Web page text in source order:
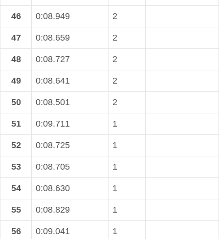
46 0:08.949 2
47 0:08.659 2
48 0:08.727 2
49 0:08.641 2
50 0:08.501 2
51 0:09.711 1
52 0:08.725 1
53 0:08.705 1
54 0:08.630 1
55 0:08.829 1
56 0:09.041 1